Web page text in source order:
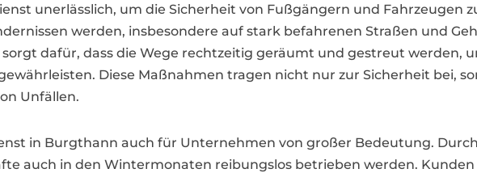
unerlässlich, um die Sicherheit von Fußgängern und Fahrzeugen
werden, insbesondere auf stark befahrenen Straßen und
dafür, dass die Wege rechtzeitig geräumt und gestreut werden,
Diese Maßnahmen tragen nicht nur zur Sicherheit bei,
Unfällen.
in Burgthann auch für Unternehmen von großer Bedeutung.
auch in den Wintermonaten reibungslos betrieben werden.